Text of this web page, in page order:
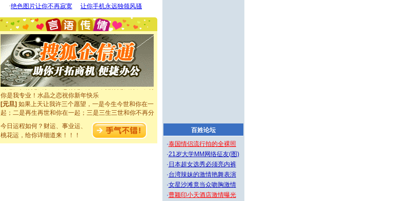
[圣诞节]圣诞节到了，想想没什么送给你的，又不打算给
要平安！千万要知足！千万不要忘记我！
[圣诞节]不只这样的日子才会想起你,而是这样的日子才
能正大光明地骚扰你,告诉你,圣诞要快乐!新年要快乐!天天
都要快乐噢!
[圣诞节]奉上一颗祝福的心,在这个特别的日子里,愿幸福,
如意,快乐,鲜花,一切美好的祝愿与你同在.圣诞快乐!
[元旦]看到你我会触电；看不到你我要充电；没有你我会
断电。爱你是我职业，想你是我事业，抱你是我特长，吻
你是我专业！水晶之恋祝你新年快乐
[元旦]如果上天让我许三个愿望，一是今生今世和你在一
起；二是再生再世和你在一起；三是三生三世和你不再分
离。水晶之恋祝你新年快乐
[元旦]当我狠下心扭头离去那一刻，你在我身后无助地哭
泣，这痛楚让我明白我多么爱你。我转身抱住你：这猪不
卖了。水晶之恋祝你新年快乐。
今日运程如何？财运、事业运、
桃花运，给你详细道来！！！
百姓论坛
·泰国情侣流行拍的全裸照
·21岁大学MM网络征友(图)
· 日本超女选秀必须亮内裤
·台湾辣妹的激情艳舞表演
·女星沙滩竟当众吻胸激情
·曹颖印小天酒店激情曝光